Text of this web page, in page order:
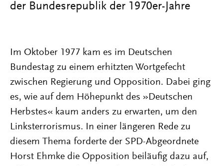
der Bundesrepublik der 1970er-Jahre
Im Oktober 1977 kam es im Deutschen
Bundestag zu einem erhitzten Wortgefecht
zwischen Regierung und Opposition. Dabei ging
es, wie auf dem Höhepunkt des »Deutschen
Herbstes« kaum anders zu erwarten, um den
Linksterrorismus. In einer längeren Rede zu
diesem Thema forderte der SPD-Abgeordnete
Horst Ehmke die Opposition beiläufig dazu auf,